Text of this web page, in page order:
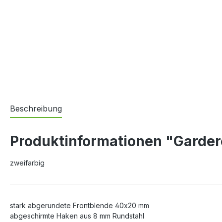
Beschreibung
Produktinformationen
zweifarbig
stark abgerundete Frontblende 40x20 mm
abgeschirmte Haken aus 8 mm Rundstahl